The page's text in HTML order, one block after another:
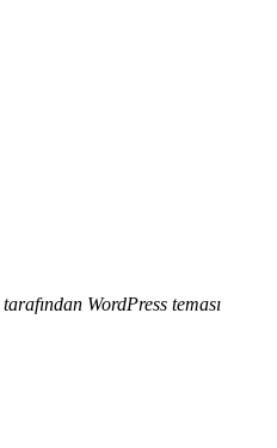
tarafından WordPress teması